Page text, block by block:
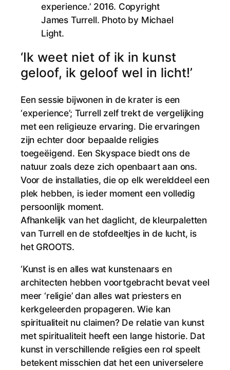
experience.’ 2016. Copyright
James Turrell. Photo by Michael
Light.
‘Ik weet niet of ik in kunst
geloof, ik geloof wel in licht!’
Een sessie bijwonen in de krater is een
‘experience’; Turrell zelf trekt de vergelijking
met een religieuze ervaring. Die ervaringen
zijn echter door bepaalde religies
toegeëigend. Een Skyspace biedt ons de
natuur zoals deze zich openbaart aan ons.
Voor de installaties, die op elk werelddeel een
plek hebben, is ieder moment een volledig
persoonlijk moment.
Afhankelijk van het daglicht, de kleurpaletten
van Turrell en de stofdeeltjes in de lucht, is
het GROOTS.
‘Kunst is en alles wat kunstenaars en
architecten hebben voortgebracht bevat veel
meer ‘religie’ dan alles wat priesters en
kerkgeleerden propageren. Wie kan
spiritualiteit nu claimen? De relatie van kunst
met spiritualiteit heeft een lange historie. Dat
kunst in verschillende religies een rol speelt
betekent misschien dat het een universelere